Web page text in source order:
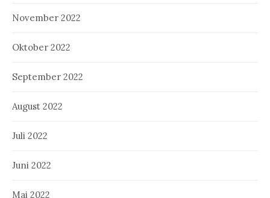
November 2022
Oktober 2022
September 2022
August 2022
Juli 2022
Juni 2022
Mai 2022